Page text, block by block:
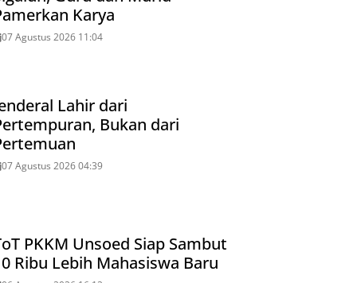
Karya
07 Agustus 2026 11:04
Lahir dari
Bukan dari
07 Agustus 2026 04:39
PKKM Unsoed Siap Sambut
Ribu Lebih Mahasiswa Baru